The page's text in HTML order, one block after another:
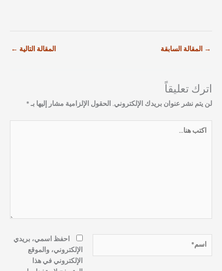
→ المقالة السابقة المقالة التالية ←
اترك تعليقاً
لن يتم نشر عنوان بريدك الإلكتروني. الحقول الإلزامية مشار إليها بـ*
اكتب
هنا...
اسم*
احفظ اسمي، بريدي
الإلكتروني، والموقع
الإلكتروني في هذا